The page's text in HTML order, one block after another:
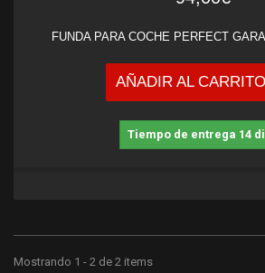
FUNDA PARA COCHE PERFECT
AÑADIR AL CARRITO
Tiempo de entrega 14
Mostrando 1 - 2 de 2 items